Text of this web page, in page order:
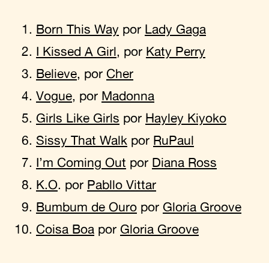
Born This Way por Lady Gaga
I Kissed A Girl, por Katy Perry
Believe, por Cher
Vogue, por Madonna
Girls Like Girls por Hayley Kiyoko
Sissy That Walk por RuPaul
I’m Coming Out por Diana Ross
K.O. por Pabllo Vittar
Bumbum de Ouro por Gloria Groove
Coisa Boa por Gloria Groove